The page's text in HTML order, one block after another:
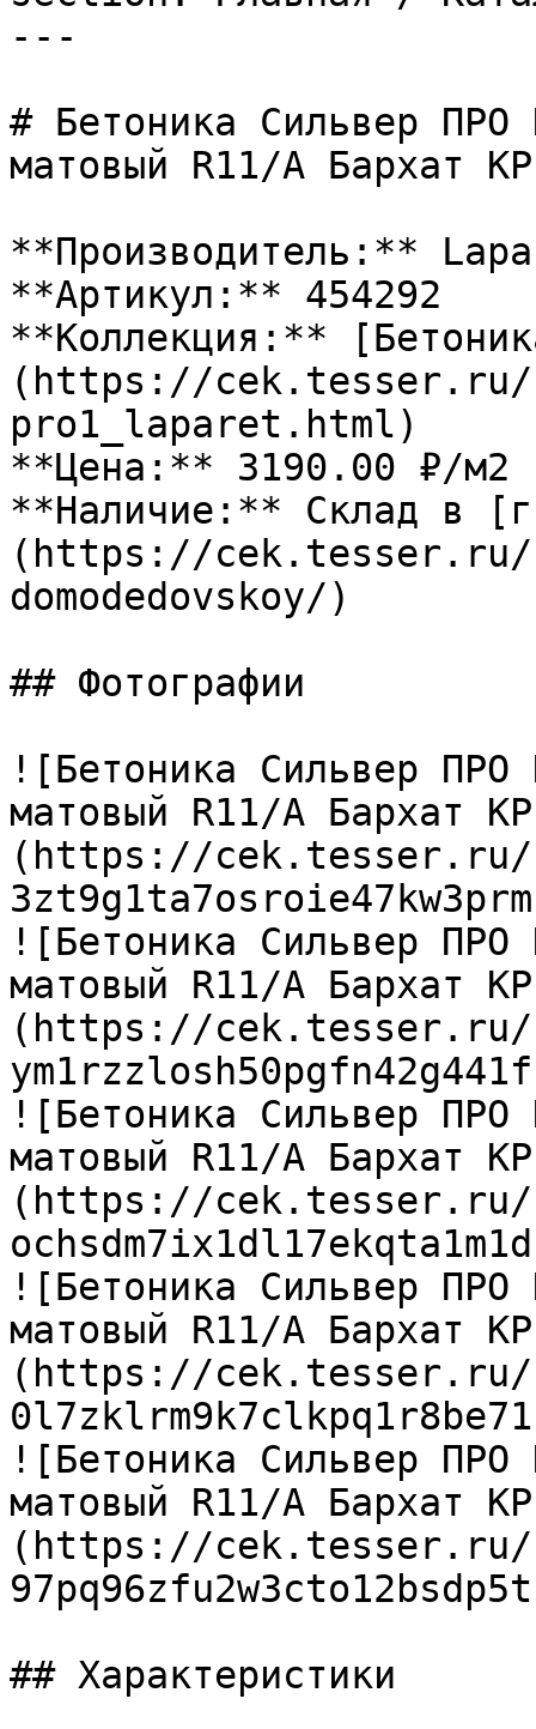
---
# Бетоника Сильвер ПРО
матовый R11/A Бархат КР
**Производитель:**
**Артикул:** 454292
**Коллекция:**
(https://
pro1_laparet.html)
**Цена:** 3190.00 ₽/м2
**Наличие:** Склад в
(https://cek.tesser.ru/
domodedovskoy/)
## Фотографии
![Бетоника Сильвер ПРО
матовый R11/A Бархат
(https://cek.tesser.ru/
![Бетоника Сильвер ПРО
матовый R11/A Бархат
(https://cek.tesser.ru/
![Бетоника Сильвер ПРО
матовый R11/A Бархат
(https://cek.tesser.ru/
![Бетоника Сильвер ПРО
матовый R11/A Бархат
(https://cek.tesser.ru/
![Бетоника Сильвер ПРО
матовый R11/A Бархат
(https://cek.tesser.ru/
## Характеристики